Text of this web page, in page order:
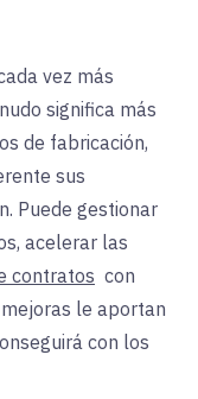
vez más
significa más
de fabricación,
sus
Puede gestionar
acelerar las
contratos con
le aportan
con los